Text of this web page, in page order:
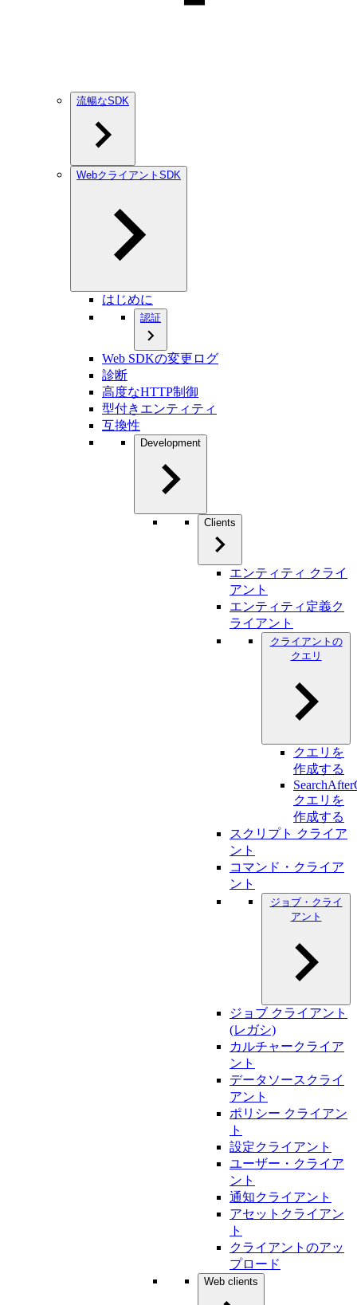
流暢なSDK
WebクライアントSDK
はじめに
認証
Web SDKの変更ログ
診断
高度なHTTP制御
型付きエンティティ
互換性
Development
Clients
エンティティ クライ
アント
エンティティ定義ク
ライアント
クライアントの
クエリ
クエリを
作成する
クエリを
作成する
スクリプト クライア
ント
コマンド・クライア
ント
ジョブ・クライ
アント
ジョブ クライアント
(レガシ)
カルチャークライア
ント
データソースクライ
アント
ポリシー クライアン
ト
設定クライアント
ユーザー・クライア
ント
通知クライアント
アセットクライアン
ト
クライアントのアッ
プロード
Web clients